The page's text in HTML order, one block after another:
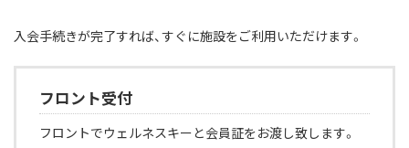
入会手続きが完了すれば、すぐに施設をご利用いただけます。
フロント受付
フロントでウェルネスキーと会員証をお渡し致します。